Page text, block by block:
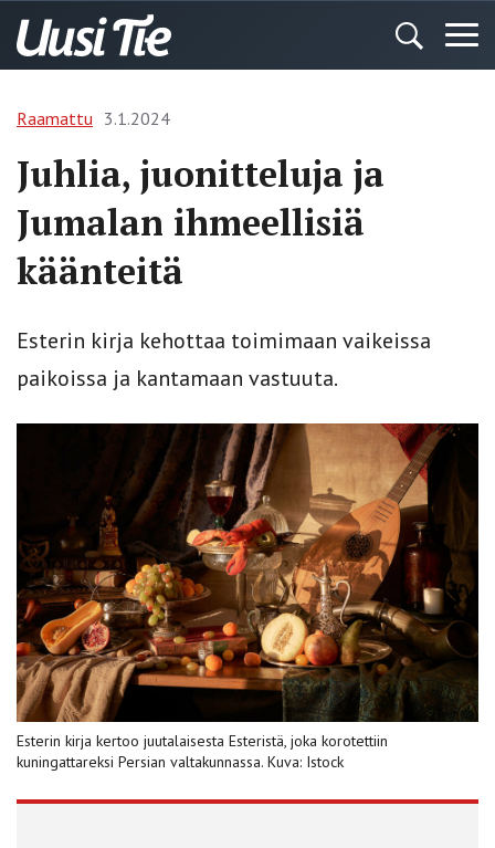
Raamattu 3.1.2024
Juhlia, juonitteluja ja
Jumalan ihmeellisiä
käänteitä
Esterin kirja kehottaa toimimaan vaikeissa
paikoissa ja kantamaan vastuuta.
Esterin kirja kertoo juutalaisesta Esteristä, joka korotettiin
kuningattareksi Persian valtakunnassa. Kuva: Istock